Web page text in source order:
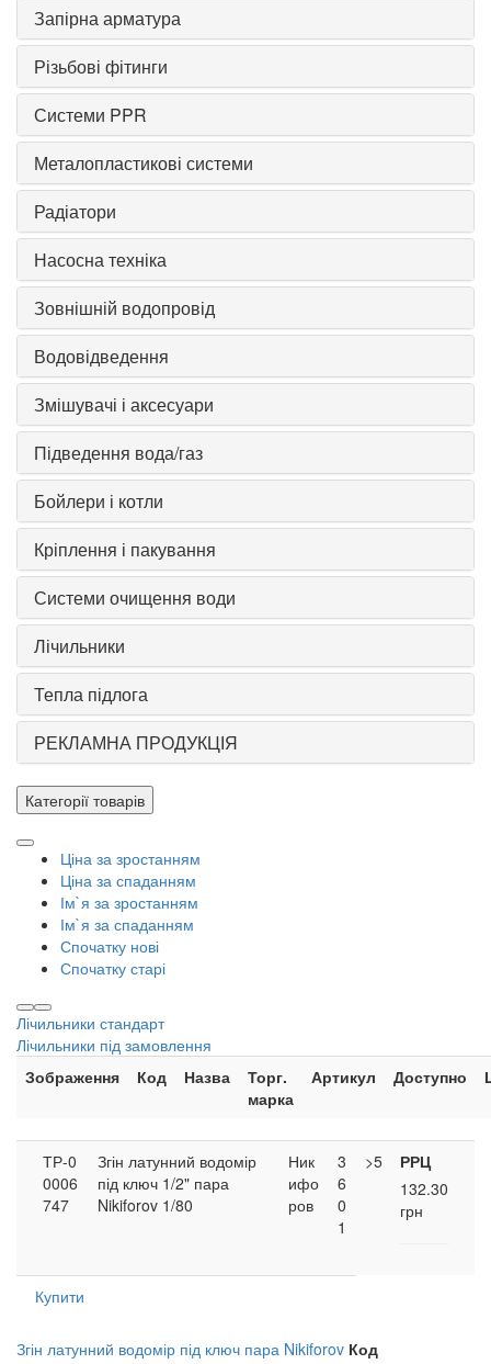
Запірна арматура
Різьбові фітинги
Системи PPR
Металопластикові системи
Радіатори
Насосна техніка
Зовнішній водопровід
Водовідведення
Змішувачі і аксесуари
Підведення вода/газ
Бойлери і котли
Кріплення і пакування
Системи очищення води
Лічильники
Тепла підлога
РЕКЛАМНА ПРОДУКЦІЯ
Категорії товарів
Ціна за зростанням
Ціна за спаданням
Ім`я за зростанням
Ім`я за спаданням
Спочатку нові
Спочатку старі
Лічильники стандарт
Лічильники під замовлення
Зображення
Код Назва
Торг.
марка
Артикул Доступно
ТР-0
0006
747
Згін латунний водомір
під ключ 1/2" пара
Nikiforov 1/80
Ник
ифо
ров
3
6
0
1
>5
РРЦ
132.30
грн
Купити
Згін латунний водомір під ключ пара Nikiforov Код